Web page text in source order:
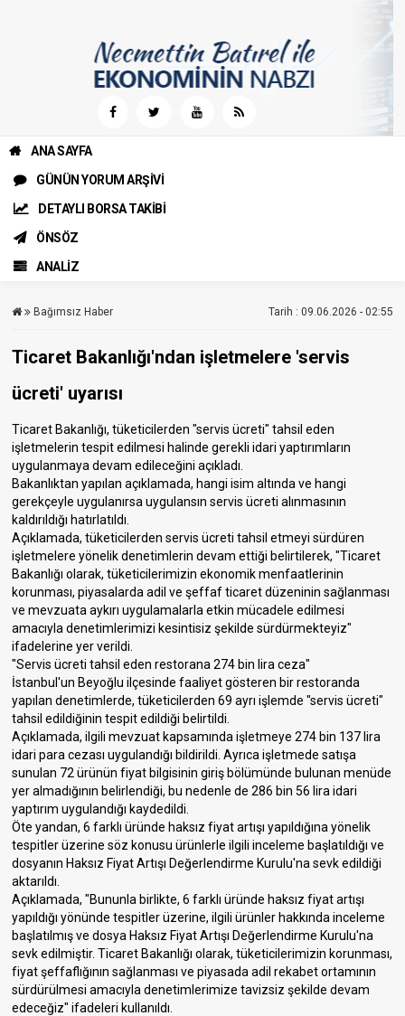
ANA SAYFA
GÜNÜN YORUM ARŞİVİ
DETAYLI BORSA TAKİBİ
ÖNSÖZ
ANALİZ
Bağımsız Haber Tarih : 09.06.2026 - 02:55
Ticaret Bakanlığı'ndan işletmelere 'servis
ücreti' uyarısı
Ticaret Bakanlığı, tüketicilerden "servis ücreti" tahsil eden
işletmelerin tespit edilmesi halinde gerekli idari yaptırımların
uygulanmaya devam edileceğini açıkladı.
Bakanlıktan yapılan açıklamada, hangi isim altında ve hangi
gerekçeyle uygulanırsa uygulansın servis ücreti alınmasının
kaldırıldığı hatırlatıldı.
Açıklamada, tüketicilerden servis ücreti tahsil etmeyi sürdüren
işletmelere yönelik denetimlerin devam ettiği belirtilerek, "Ticaret
Bakanlığı olarak, tüketicilerimizin ekonomik menfaatlerinin
korunması, piyasalarda adil ve şeffaf ticaret düzeninin sağlanması
ve mevzuata aykırı uygulamalarla etkin mücadele edilmesi
amacıyla denetimlerimizi kesintisiz şekilde sürdürmekteyiz"
ifadelerine yer verildi.
"Servis ücreti tahsil eden restorana 274 bin lira ceza"
İstanbul'un Beyoğlu ilçesinde faaliyet gösteren bir restoranda
yapılan denetimlerde, tüketicilerden 69 ayrı işlemde "servis ücreti"
tahsil edildiğinin tespit edildiği belirtildi.
Açıklamada, ilgili mevzuat kapsamında işletmeye 274 bin 137 lira
idari para cezası uygulandığı bildirildi. Ayrıca işletmede satışa
sunulan 72 ürünün fiyat bilgisinin giriş bölümünde bulunan menüde
yer almadığının belirlendiği, bu nedenle de 286 bin 56 lira idari
yaptırım uygulandığı kaydedildi.
Öte yandan, 6 farklı üründe haksız fiyat artışı yapıldığına yönelik
tespitler üzerine söz konusu ürünlerle ilgili inceleme başlatıldığı ve
dosyanın Haksız Fiyat Artışı Değerlendirme Kurulu'na sevk edildiği
aktarıldı.
Açıklamada, "Bununla birlikte, 6 farklı üründe haksız fiyat artışı
yapıldığı yönünde tespitler üzerine, ilgili ürünler hakkında inceleme
başlatılmış ve dosya Haksız Fiyat Artışı Değerlendirme Kurulu'na
sevk edilmiştir. Ticaret Bakanlığı olarak, tüketicilerimizin korunması,
fiyat şeffaflığının sağlanması ve piyasada adil rekabet ortamının
sürdürülmesi amacıyla denetimlerimize tavizsiz şekilde devam
edeceğiz" ifadeleri kullanıldı.